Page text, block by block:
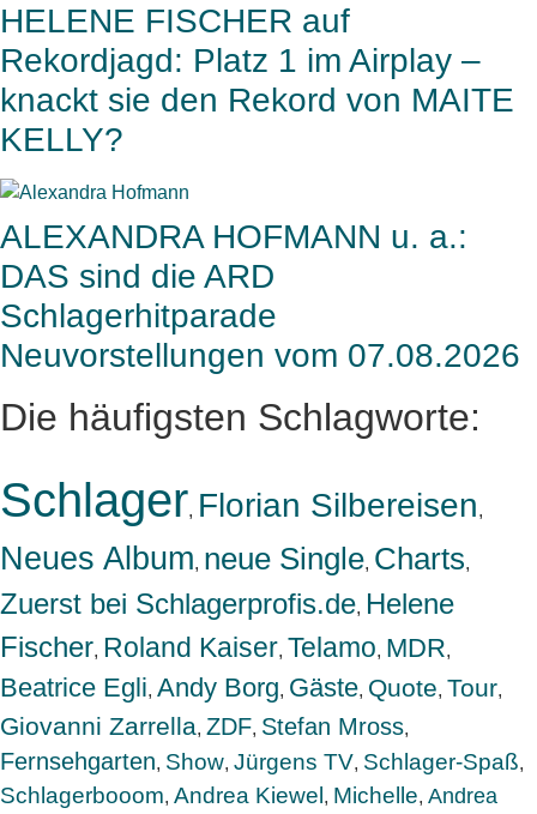
HELENE FISCHER auf
Rekordjagd: Platz 1 im Airplay –
knackt sie den Rekord von MAITE
KELLY?
ALEXANDRA HOFMANN u. a.:
DAS sind die ARD
Schlagerhitparade
Neuvorstellungen vom 07.08.2026
Die häufigsten Schlagworte:
Schlager, Florian Silbereisen,
Neues Album, neue Single, Charts,
Zuerst bei Schlagerprofis.de, Helene
Fischer, Roland Kaiser, Telamo, MDR,
Beatrice Egli, Andy Borg, Gäste, Quote, Tour,
Giovanni Zarrella, ZDF, Stefan Mross,
Fernsehgarten, Show, Jürgens TV, Schlager-Spaß,
Schlagerbooom, Andrea Kiewel, Michelle, Andrea